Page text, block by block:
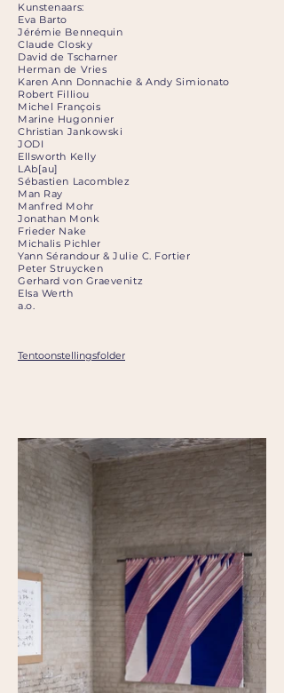
Kunstenaars:
Eva Barto
Jérémie Bennequin
Claude Closky
David de Tscharner
Herman de Vries
Karen Ann Donnachie & Andy Simionato
Robert Filliou
Michel François
Marine Hugonnier
Christian Jankowski
JODI
Ellsworth Kelly
LAb[au]
Sébastien Lacomblez
Man Ray
Manfred Mohr
Jonathan Monk
Frieder Nake
Michalis Pichler
Yann Sérandour & Julie C. Fortier
Peter Struycken
Gerhard von Graevenitz
Elsa Werth
a.o.
Tentoonstellingsfolder